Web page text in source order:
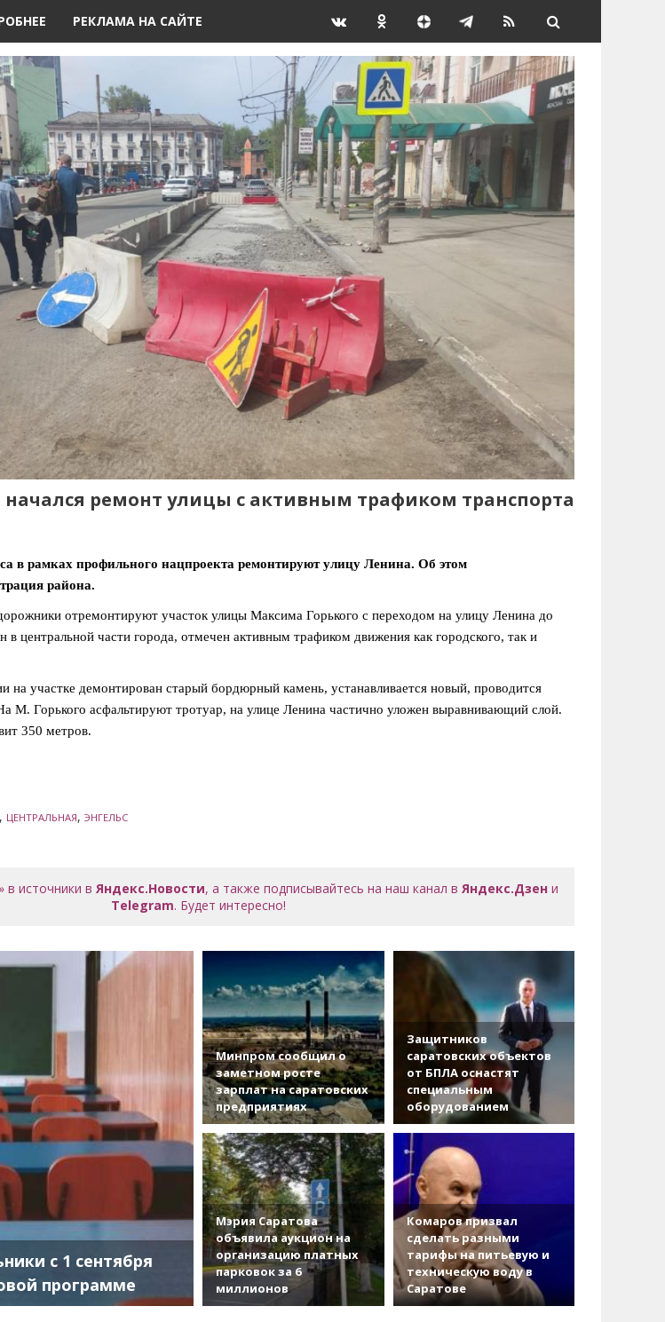
РЕКЛАМА НА САЙТЕ
начался ремонт улицы с активным трафиком транспорта
в рамках профильного нацпроекта ремонтируют улицу Ленина. Об этом
района.
отремонтируют участок улицы Максима Горького с переходом на улицу Ленина до
в центральной части города, отмечен активным трафиком движения как городского, так и
на участке демонтирован старый бордюрный камень, устанавливается новый, проводится
М. Горького асфальтируют тротуар, на улице Ленина частично уложен выравнивающий слой.
350 метров.
ЦЕНТРАЛЬНАЯ, ЭНГЕЛЬС
в источники вЯндекс.Новости, а также подписывайтесь на наш канал вЯндекс.Дзен и
Telegram. Будет интересно!
с 1 сентября
программе
Минпром сообщил о
заметном росте
зарплат на саратовских
предприятиях
Защитников
саратовских объектов
от БПЛА оснастят
специальным
оборудованием
Мэрия Саратова
объявила аукцион на
организацию платных
парковок за 6
миллионов
Комаров призвал
сделать разными
тарифы на питьевую и
техническую воду в
Саратове